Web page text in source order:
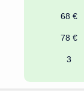
68 €
78 €
3